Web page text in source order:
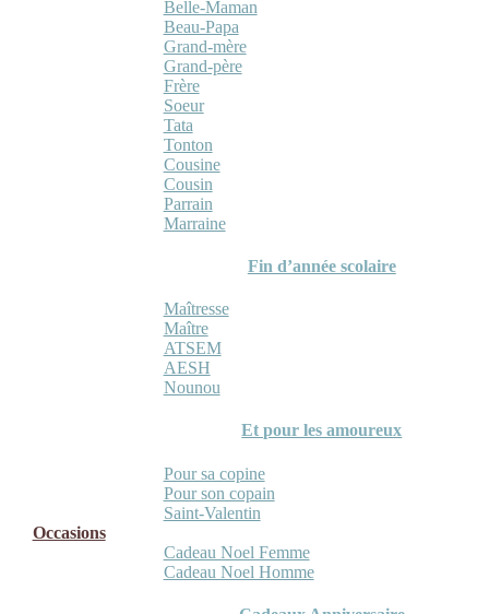
Belle-Maman
Beau-Papa
Grand-mère
Grand-père
Frère
Soeur
Tata
Tonton
Cousine
Cousin
Parrain
Marraine
Fin d’année scolaire
Maîtresse
Maître
ATSEM
AESH
Nounou
Et pour les amoureux
Pour sa copine
Pour son copain
Saint-Valentin
Occasions
Cadeau Noel Femme
Cadeau Noel Homme